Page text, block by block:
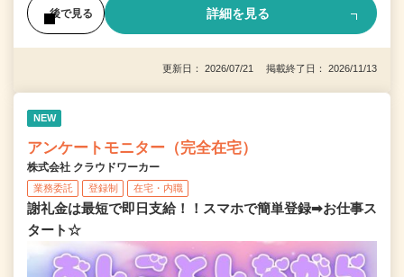
後で見る 詳細を見る
更新日： 2026/07/21 掲載終了日： 2026/11/13
NEW
アンケートモニター（完全在宅）
株式会社 クラウドワーカー
業務委託 登録制 在宅・内職
謝礼金は最短で即日支給！！スマホで簡単登録➡お仕事ス
タート☆